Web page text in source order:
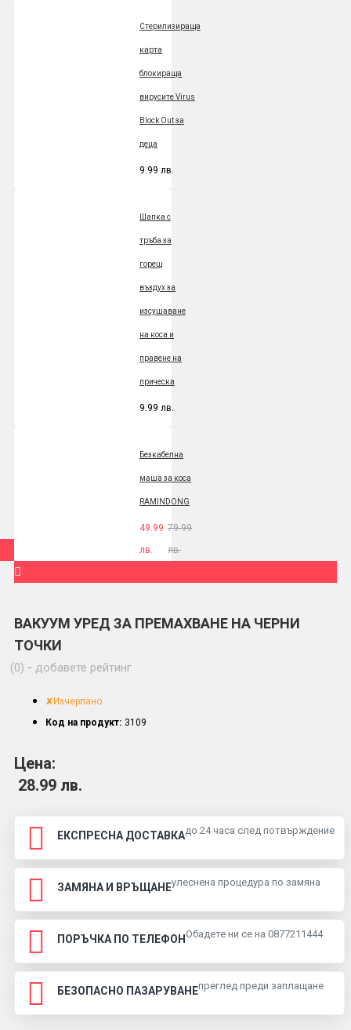
Стерилизираща
карта
блокираща
вирусите Virus
Block Out за
деца
9.99 лв.
Шапка с
тръба за
горещ
въздух за
изсушаване
на коса и
правене на
прическа
9.99 лв.
Безкабелна
маша за коса
RAMINDONG
49.99
лв.
79.99
лв.
ВАКУУМ УРЕД ЗА ПРЕМАХВАНЕ НА ЧЕРНИ
ТОЧКИ
(0) - добавете рейтинг
Цена:
28.99 лв.
✘Изчерпано
Код на продукт: 3109
ЕКСПРЕСНА ДОСТАВКАдо 24 часа след потвърждение
ЗАМЯНА И ВРЪЩАНЕулеснена процедура по замяна
ПОРЪЧКА ПО ТЕЛЕФОН Обадете ни се на 0877211444
БЕЗОПАСНО ПАЗАРУВАНЕпреглед преди заплащане